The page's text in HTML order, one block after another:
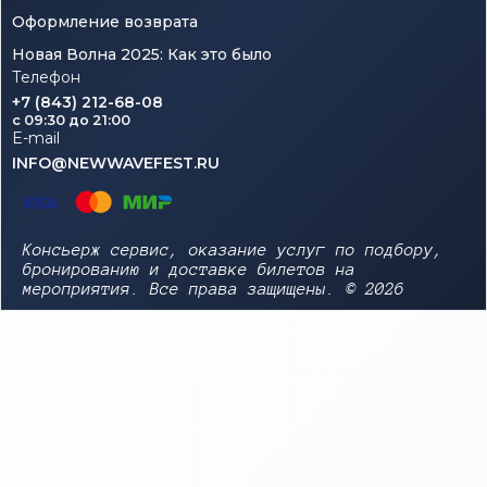
Оформление возврата
Новая Волна 2025: Как это было
Телефон
+7 (843) 212-68-08
c 09:30 до 21:00
E-mail
INFO@NEWWAVEFEST.RU
Консьерж сервис, оказание услуг по подбору,
бронированию и доставке билетов на
мероприятия. Все права защищены. © 2026